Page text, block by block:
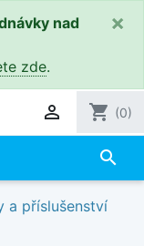
nad
zde.
×
 shopping_cart (0)
search
a příslušenství